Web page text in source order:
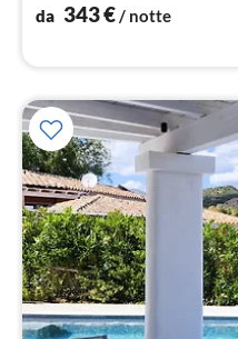
da 343€/ notte